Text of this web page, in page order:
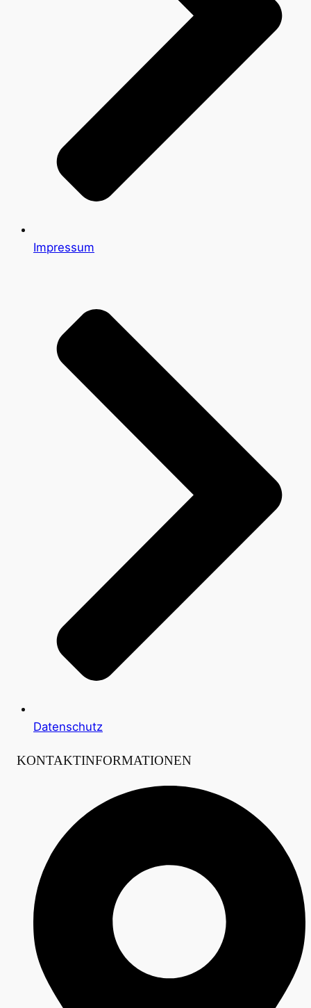
Impressum
Datenschutz
KONTAKTINFORMATIONEN